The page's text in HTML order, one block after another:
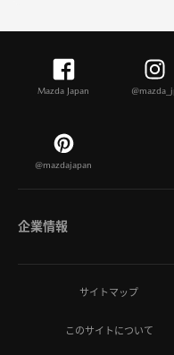
Mazda Japan
@mazdajapan
企業情報
マツダについて
ひとを想う価値創造
サイトマップ
このサイトについて